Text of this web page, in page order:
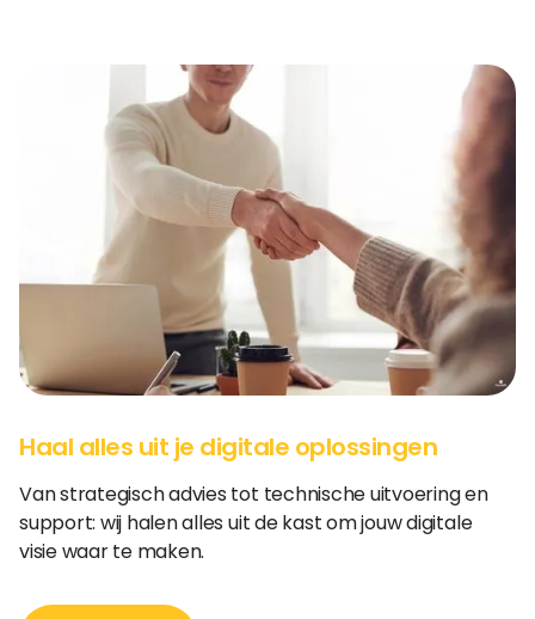
Haal alles uit je digitale oplossingen
Van strategisch advies tot technische uitvoering en
support: wij halen alles uit de kast om jouw digitale
visie waar te maken.